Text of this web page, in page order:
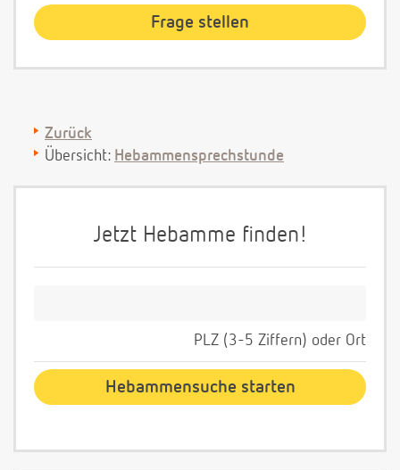
Zurück
Übersicht: Hebammensprechstunde
Jetzt Hebamme finden!
PLZ (3-5 Ziffern) oder Ort